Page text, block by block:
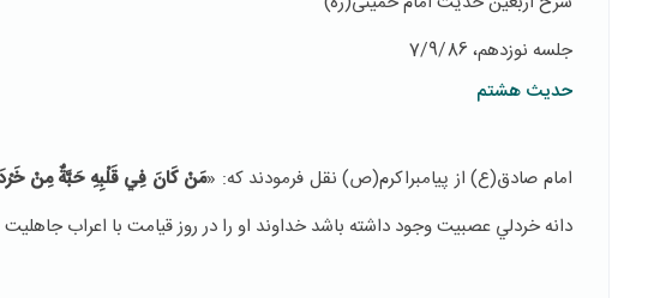
جلسه نوزدهم، 7/9/86
حدیث هشتم
امام صادق(ع) از پيامبراكرم(ص) نقل فرمودند كه: «مَنْ كَانَ فِي قَلْبِهِ‏ حَبَّةٌ مِنْ خَرْدَلٍ‏
دانه‌ خردلي عصبيت وجود داشته باشد خداوند او را در روز قيامت با اعراب